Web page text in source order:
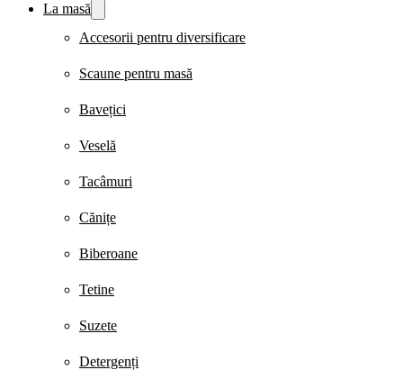
La masă
Accesorii pentru diversificare
Scaune pentru masă
Bavețici
Veselă
Tacâmuri
Cănițe
Biberoane
Tetine
Suzete
Detergenți